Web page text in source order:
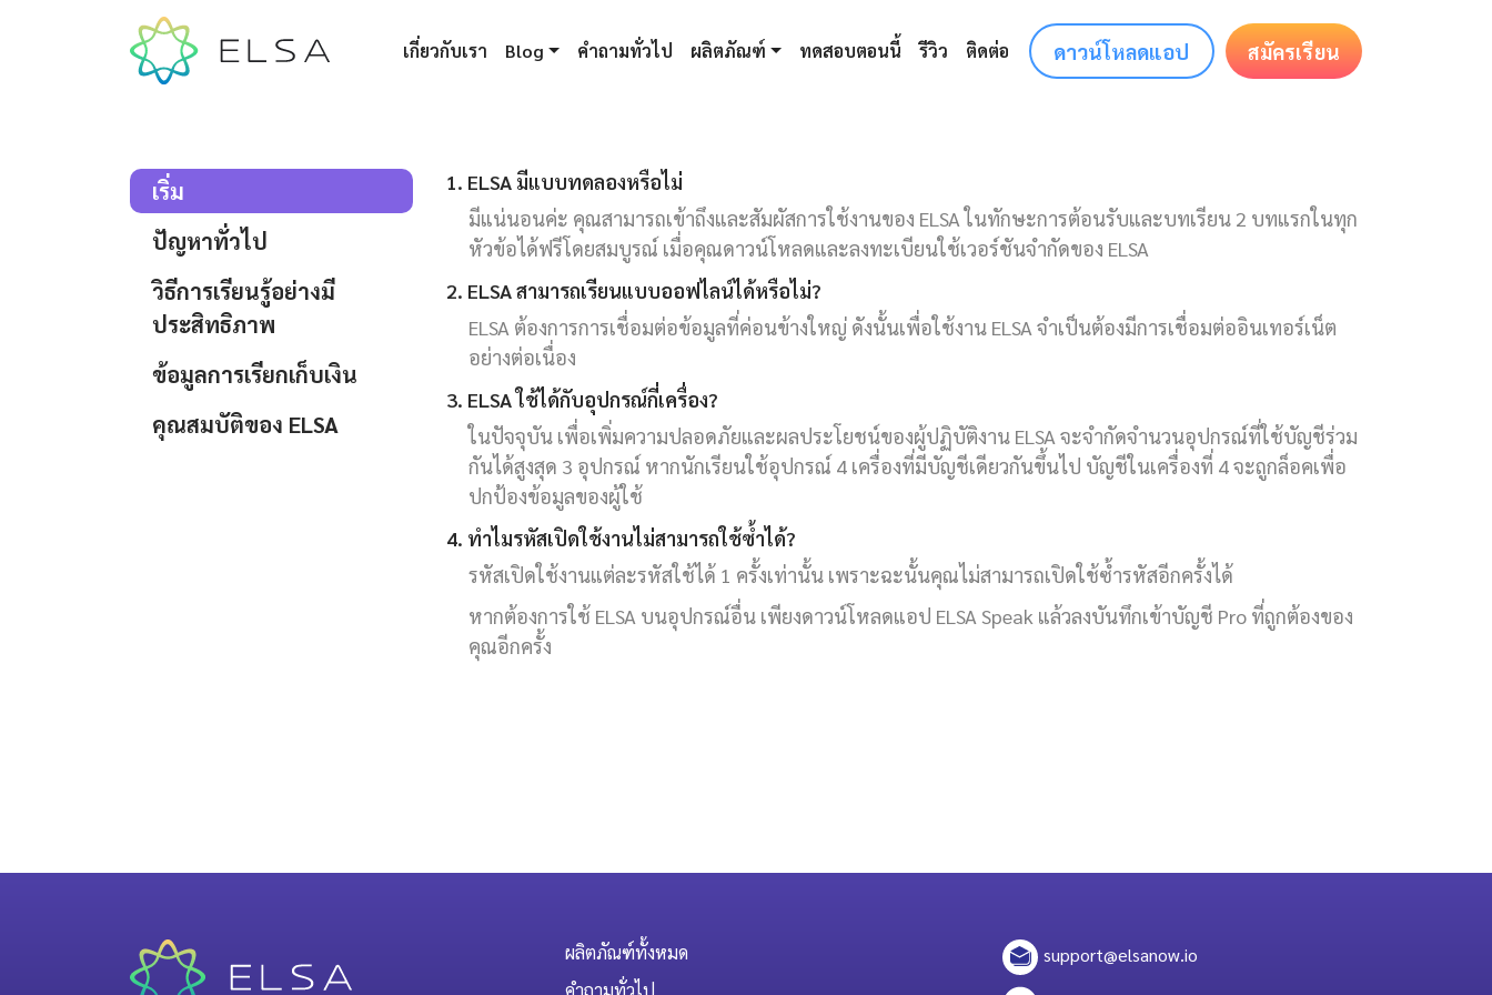
เกี่ยวกับเรา Blog คำถามทั่วไป ผลิตภัณฑ์ ทดสอบตอนนี้ รีวิว ติดต่อ ดาวน์โหลดแอป สมัครเรียน
เริ่ม
ปัญหาทั่วไป
วิธีการเรียนรู้อย่างมี
ประสิทธิภาพ
ข้อมูลการเรียกเก็บเงิน
คุณสมบัติของ ELSA
1. ELSA มีแบบทดลองหรือไม่
มีแน่นอนค่ะ คุณสามารถเข้าถึงและสัมผัสการใช้งานของ ELSA ในทักษะการต้อนรับและบทเรียน 2 บทแรกในทุก
หัวข้อได้ฟรีโดยสมบูรณ์ เมื่อคุณดาวน์โหลดและลงทะเบียนใช้เวอร์ชันจำกัดของ ELSA
2. ELSA สามารถเรียนแบบออฟไลน์ได้หรือไม่?
ELSA ต้องการการเชื่อมต่อข้อมูลที่ค่อนข้างใหญ่ ดังนั้นเพื่อใช้งาน ELSA จำเป็นต้องมีการเชื่อมต่ออินเทอร์เน็ต
อย่างต่อเนื่อง
3. ELSA ใช้ได้กับอุปกรณ์กี่เครื่อง?
ในปัจจุบัน เพื่อเพิ่มความปลอดภัยและผลประโยชน์ของผู้ปฏิบัติงาน ELSA จะจำกัดจำนวนอุปกรณ์ที่ใช้บัญชีร่วม
กันได้สูงสุด 3 อุปกรณ์ หากนักเรียนใช้อุปกรณ์ 4 เครื่องที่มีบัญชีเดียวกันขึ้นไป บัญชีในเครื่องที่ 4 จะถูกล็อคเพื่อ
ปกป้องข้อมูลของผู้ใช้
4. ทำไมรหัสเปิดใช้งานไม่สามารถใช้ซ้ำได้?
รหัสเปิดใช้งานแต่ละรหัสใช้ได้ 1 ครั้งเท่านั้น เพราะฉะนั้นคุณไม่สามารถเปิดใช้ซ้ำรหัสอีกครั้งได้
หากต้องการใช้ ELSA บนอุปกรณ์อื่น เพียงดาวน์โหลดแอป ELSA Speak แล้วลงบันทึกเข้าบัญชี Pro ที่ถูกต้องของ
คุณอีกครั้ง
ผลิตภัณฑ์ทั้งหมด
คำถามทั่วไป
support@elsanow.io